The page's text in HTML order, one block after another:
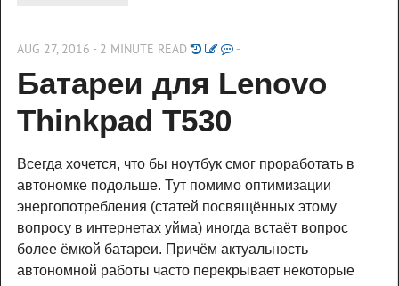
AUG 27, 2016 - 2 MINUTE READ -
Батареи для Lenovo
Thinkpad T530
Всегда хочется, что бы ноутбук смог проработать в
автономке подольше. Тут помимо оптимизации
энергопотребления (статей посвящённых этому
вопросу в интернетах уйма) иногда встаёт вопрос
более ёмкой батареи. Причём актуальность
автономной работы часто перекрывает некоторые